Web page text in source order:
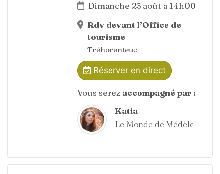
Dimanche 23 août à 14h00
Rdv devant l’Office de
tourisme
Tréhorenteuc
Réserver en direct
Vous serez accompagné par :
Katia
Le Monde de Médèle